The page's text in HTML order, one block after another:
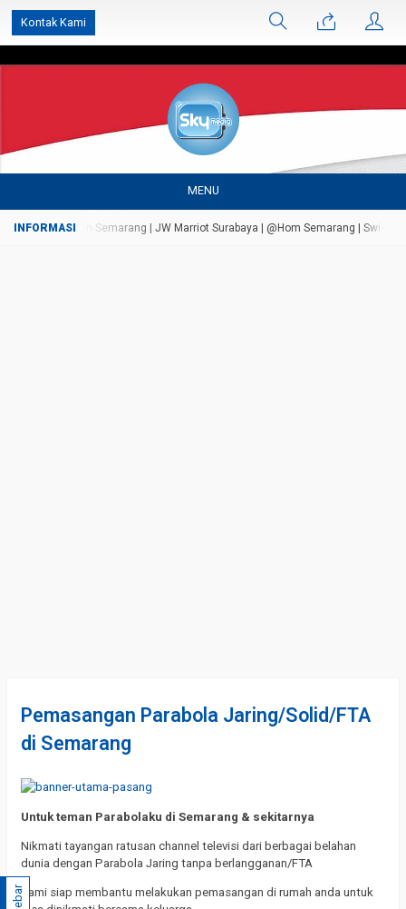
Kontak Kami
MENU
Bandungan Semarang | JW Marriot Surabaya | @Hom Semarang | Swiss
Pemasangan Parabola Jaring/Solid/FTA
di Semarang
Untuk teman Parabolaku di Semarang & sekitarnya
Nikmati tayangan ratusan channel televisi dari berbagai belahan
dunia dengan Parabola Jaring tanpa berlangganan/FTA
Kami siap membantu melakukan pemasangan di rumah anda untuk